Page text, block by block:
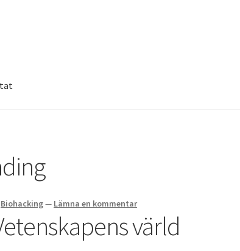
Varukorg
Biohacking— Lämna en kommentar
värld